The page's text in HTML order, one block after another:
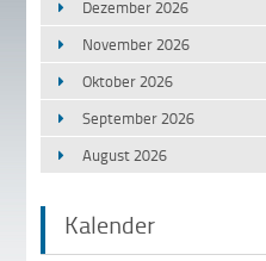
Dezember 2026
November 2026
Oktober 2026
September 2026
August 2026
Kalender